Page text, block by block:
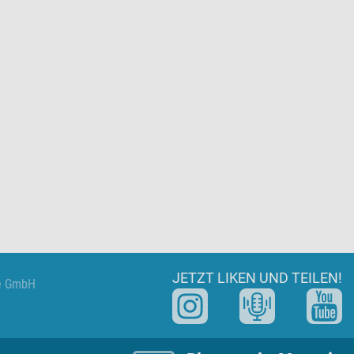
Plasmaspende
Socials
JETZT LIKEN UND TEILEN!